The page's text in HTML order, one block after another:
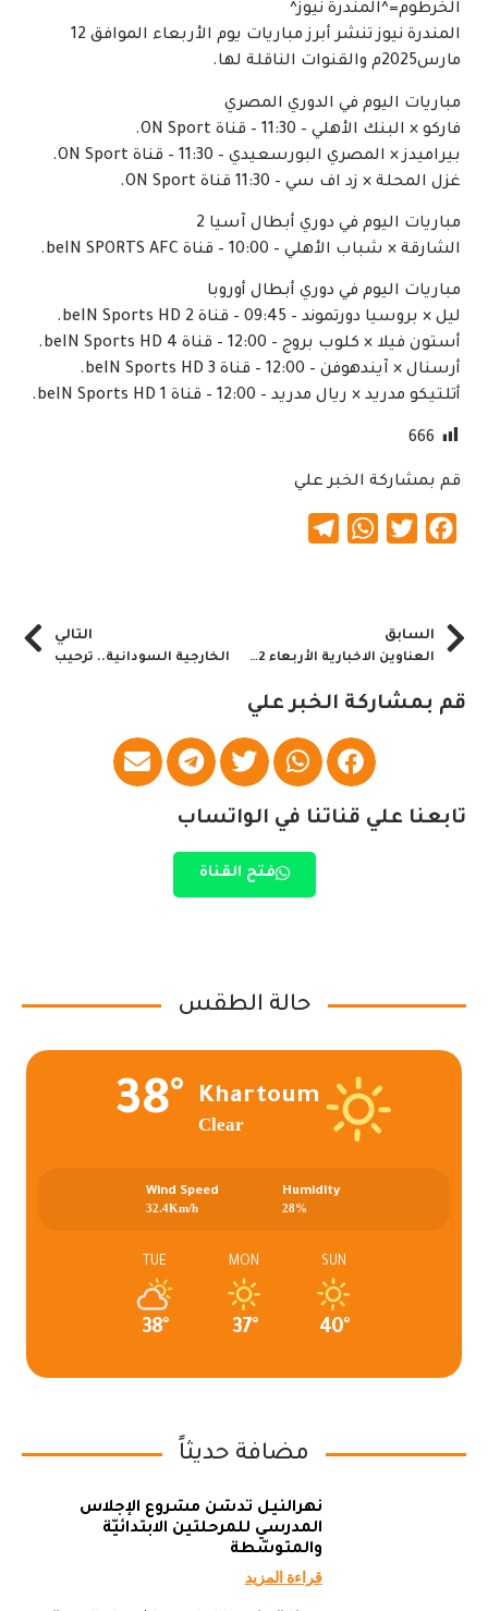
الخرطوم=^المندرة نيوز^
المندرة نيوز تنشر أبرز مباريات يوم الأربعاء الموافق 12
مارس2025م والقنوات الناقلة لها.
مباريات اليوم في الدوري المصري
فاركو × البنك الأهلي – 11:30 – قناة ON Sport.
بيراميدز × المصري البورسعيدي – 11:30 – قناة ON Sport.
غزل المحلة × زد اف سي – 11:30 قناة ON Sport.
مباريات اليوم في دوري أبطال آسيا 2
الشارقة × شباب الأهلي – 10:00 – قناة beIN SPORTS AFC.
مباريات اليوم في دوري أبطال أوروبا
ليل × بروسيا دورتموند – 09:45 – قناة beIN Sports HD 2.
أستون فيلا × كلوب بروج – 12:00 – قناة beIN Sports HD 4.
أرسنال × آيندهوفن – 12:00 – قناة beIN Sports HD 3.
أتلتيكو مدريد × ريال مدريد – 12:00 – قناة beIN Sports HD 1.
666
قم بمشاركة الخبر علي
Facebook
Twitter
WhatsApp
السابق
العناوين الاخبارية الأربعاء 12 مارس 2024م
التالي
الخارجية السودانية.. ترحيب
قم بمشاركة الخبر علي
تابعنا علي قناتنا في الواتساب
فتح القناة
حالة الطقس
Khartoum
Clear
38°
Humidity
28%
Wind Speed
32.4Km/h
SUN
40°
MON
37°
TUE
38°
مضافة حديثاً
نهرالنيل تدشن مشروع الإجلاس
المدرسي للمرحلتين الابتدائيّة
والمتوسّطة
قراءة المزيد